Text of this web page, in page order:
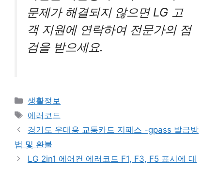
문제가 해결되지 않으면 LG 고
객 지원에 연락하여 전문가의 점
검을 받으세요.
Categories
생활정보
Tags
에러코드
경기도 우대용 교통카드 지패스 -gpass 발급방
법 및 환불
LG 2in1 에어컨 에러코드 F1, F3, F5 표시에 대